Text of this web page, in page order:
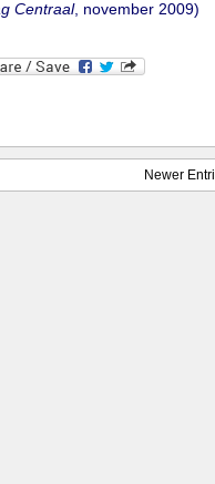
Centraal, november 2009)
Newer